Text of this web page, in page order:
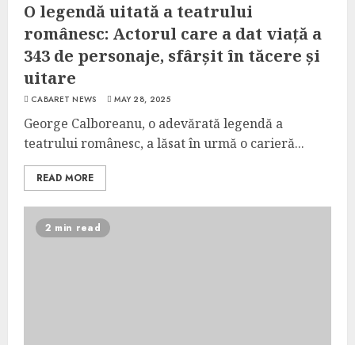
O legendă uitată a teatrului
românesc: Actorul care a dat viață a
343 de personaje, sfârșit în tăcere și
uitare
CABARET NEWS MAY 28, 2025
George Calboreanu, o adevărată legendă a
teatrului românesc, a lăsat în urmă o carieră...
READ MORE
2 min read